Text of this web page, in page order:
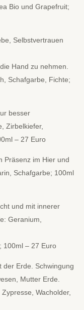
Bio und Grapefruit;
Selbstvertrauen
Hand zu nehmen.
Schafgarbe, Fichte;
besser
Zirbelkiefer,
– 27 Euro
Präsenz im Hier und
Schafgarbe; 100ml
und mit innerer
Geranium,
100ml – 27 Euro
der Erde. Schwingung
Mutter Erde.
Wacholder,